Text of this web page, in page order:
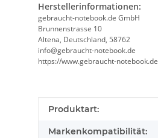
Herstellerinformationen:
gebraucht-notebook.de GmbH
Brunnenstrasse 10
Altena, Deutschland, 58762
info@gebraucht-notebook.de
https://www.gebraucht-notebook.de
Produkteigenschaft
Wert
Produktart:
Markenkompatibilität: